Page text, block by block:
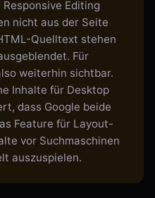
Editing
nicht aus der Seite
Quelltext stehen
Für
weiterhin sichtbar.
Inhalte für Desktop
dass Google beide
Feature für Layout-
vor Suchmaschinen
auszuspielen.